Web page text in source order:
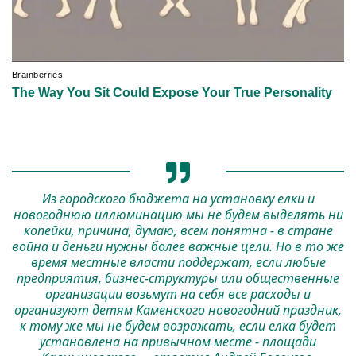
Из городского бюджета на установку елки и
новогоднюю иллюминацию мы не будем выделять ни
копейки, причина, думаю, всем понятна - в стране
война и деньги нужны более важные цели. Но в то же
время местные власти поддержат, если любые
предприятия, бизнес-структуры или общественные
организации возьмут на себя все расходы и
организуют детям Каменского новогодний праздник,
к тому же мы не будем возражать, если елка будет
установлена ​​на привычном месте - площади